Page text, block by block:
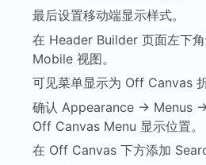
最后设置移动端显示样式。
在 Header Builder 页面左下
Mobile 视图。
可见菜单显示为 Off Canvas 折
确认 Appearance → Menus
Off Canvas Menu 显示位置。
在 Off Canvas 下方添加